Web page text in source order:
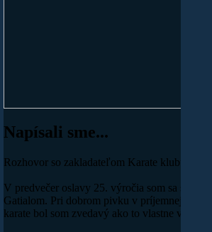
Napísali sme...
Rozhovor so zakladateľom Karate klubu
V predvečer oslavy 25. výročia som sa
Gatialom. Pri dobrom pivku v príjemnej
karate bol som zvedavý ako to vlastne všetko